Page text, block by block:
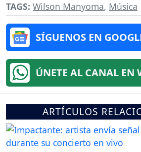
TAGS: Wilson Manyoma, Música
SÍGUENOS EN
ÚNETE AL CANAL EN
ARTÍCULOS